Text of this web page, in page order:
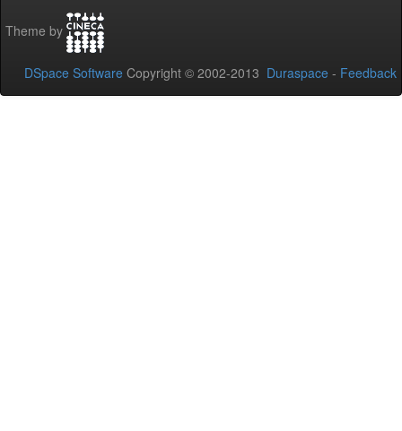
Theme by
DSpace Software Copyright © 2002-2013 Duraspace - Feedback